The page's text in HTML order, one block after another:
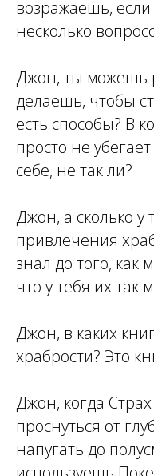
возражаешь,
несколько
Джон, ты можешь
делаешь, чтобы
есть способы? В
просто не
себе, не так ли?
Джон, а сколько у
привлечения
знал до того, как
что у тебя их так
Джон, в каких
храбрости? Это
Джон, когда Страх
проснуться от
напугать до